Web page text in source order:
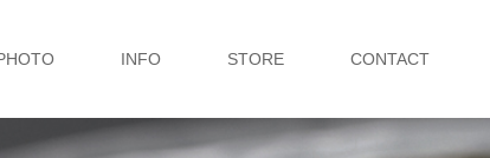
INFO STORE CONTACT